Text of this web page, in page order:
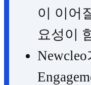
이 이어
요성이